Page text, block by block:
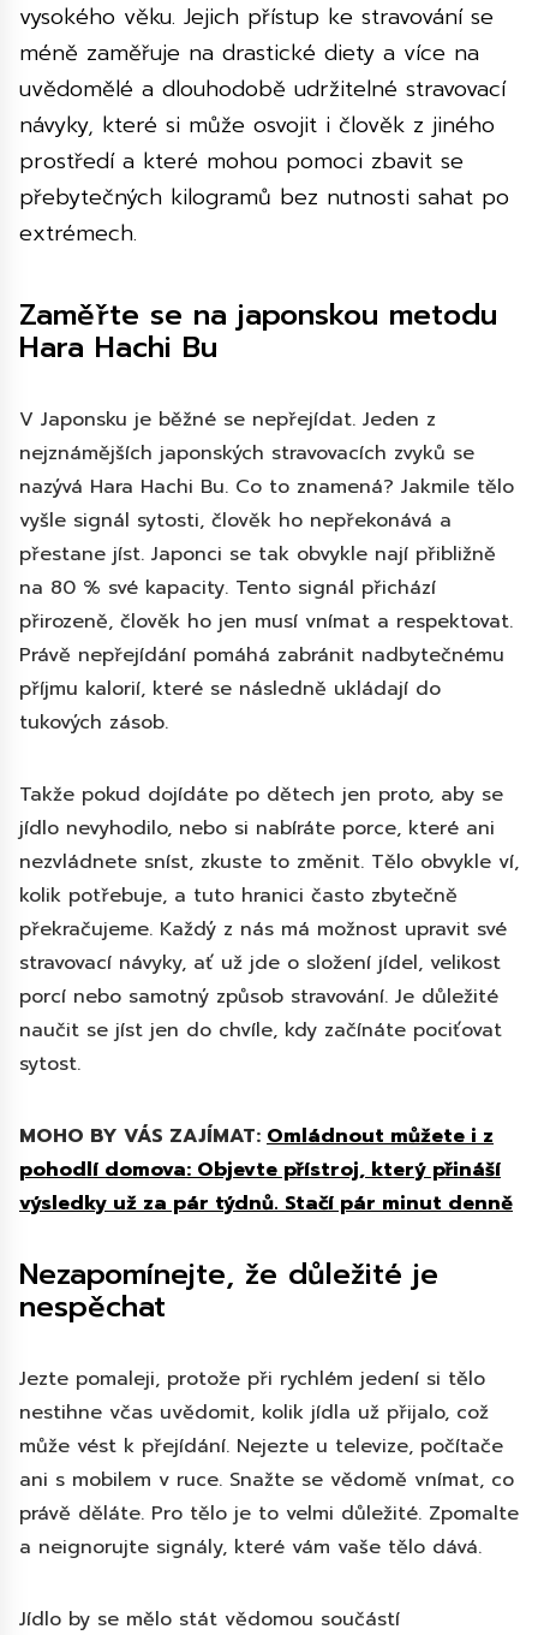
vysokého věku. Jejich přístup ke stravování se
méně zaměřuje na drastické diety a více na
uvědomělé a dlouhodobě udržitelné stravovací
návyky, které si může osvojit i člověk z jiného
prostředí a které mohou pomoci zbavit se
přebytečných kilogramů bez nutnosti sahat po
extrémech.
Zaměřte se na japonskou metodu
Hara Hachi Bu
V Japonsku je běžné se nepřejídat. Jeden z
nejznámějších japonských stravovacích zvyků se
nazývá Hara Hachi Bu. Co to znamená? Jakmile tělo
vyšle signál sytosti, člověk ho nepřekonává a
přestane jíst. Japonci se tak obvykle nají přibližně
na 80 % své kapacity. Tento signál přichází
přirozeně, člověk ho jen musí vnímat a respektovat.
Právě nepřejídání pomáhá zabránit nadbytečnému
příjmu kalorií, které se následně ukládají do
tukových zásob.
Takže pokud dojídáte po dětech jen proto, aby se
jídlo nevyhodilo, nebo si nabíráte porce, které ani
nezvládnete sníst, zkuste to změnit. Tělo obvykle ví,
kolik potřebuje, a tuto hranici často zbytečně
překračujeme. Každý z nás má možnost upravit své
stravovací návyky, ať už jde o složení jídel, velikost
porcí nebo samotný způsob stravování. Je důležité
naučit se jíst jen do chvíle, kdy začínáte pociťovat
sytost.
MOHO BY VÁS ZAJÍMAT: Omládnout můžete i z
pohodlí domova: Objevte přístroj, který přináší
výsledky už za pár týdnů. Stačí pár minut denně
Nezapomínejte, že důležité je
nespěchat
Jezte pomaleji, protože při rychlém jedení si tělo
nestihne včas uvědomit, kolik jídla už přijalo, což
může vést k přejídání. Nejezte u televize, počítače
ani s mobilem v ruce. Snažte se vědomě vnímat, co
právě děláte. Pro tělo je to velmi důležité. Zpomalte
a neignorujte signály, které vám vaše tělo dává.
Jídlo by se mělo stát vědomou součástí